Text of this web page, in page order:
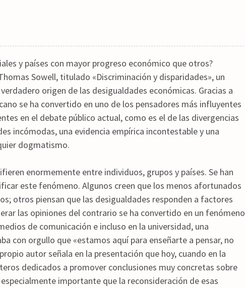
y países con mayor progreso económico que otros?
Sowell, titulado «Discriminación y disparidades», un
origen de las desigualdades económicas. Gracias a
se ha convertido en uno de los pensadores más influyentes
en el debate público actual, como es el de las divergencias
incómodas, una evidencia empírica incontestable y una
dogmatismo.
enormemente entre individuos, grupos y países. Se han
este fenómeno. Algunos creen que los menos afortunados
otros piensan que las desigualdades responden a factores
las opiniones del contrario se ha convertido en un fenómeno
de comunicación e incluso en la universidad, una
con orgullo que «estamos aquí para enseñarte a pensar, no
autor señala en la presentación que hoy, cuando en la
dedicados a promover conclusiones muy concretas sobre
importante que la reconsideración de esas